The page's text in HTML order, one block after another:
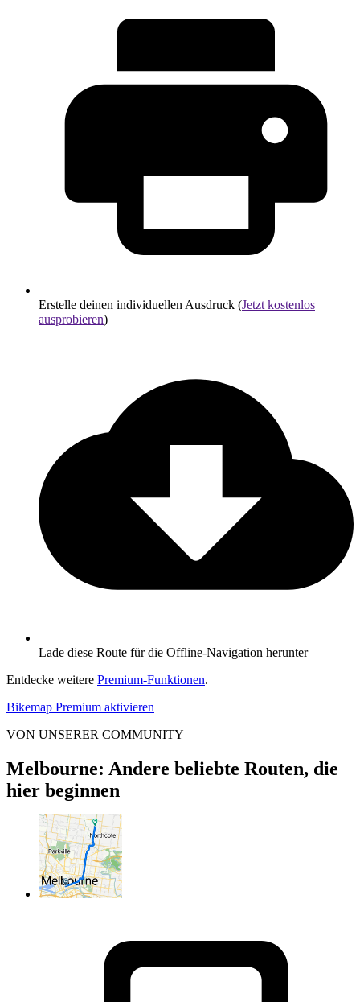
Erstelle deinen individuellen Ausdruck (Jetzt kostenlos
ausprobieren)
Lade diese Route für die Offline-Navigation herunter
Entdecke weitere Premium-Funktionen.
Bikemap Premium aktivieren
VON UNSERER COMMUNITY
Melbourne: Andere beliebte Routen, die
hier beginnen